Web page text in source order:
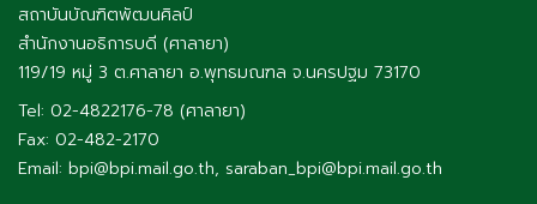
สถาบันบัณฑิตพัฒนศิลป์
สำนักงานอธิการบดี (ศาลายา)
119/19 หมู่ 3 ต.ศาลายา อ.พุทธมณฑล จ.นครปฐม 73170
Tel: 02-4822176-78 (ศาลายา)
Fax: 02-482-2170
Email: bpi@bpi.mail.go.th, saraban_bpi@bpi.mail.go.th